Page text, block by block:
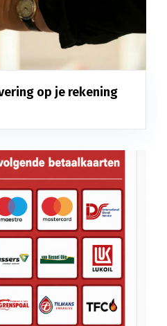
op je rekening